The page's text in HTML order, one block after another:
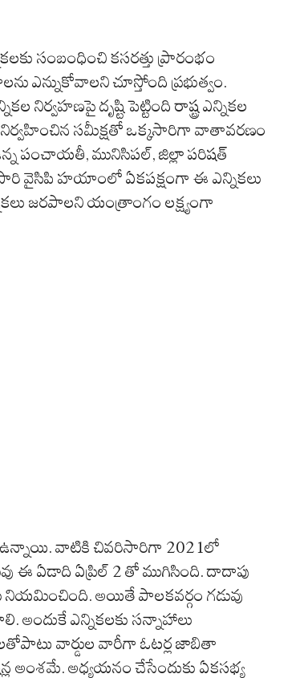
సంబంధించి కసరత్తు ప్రారంభం
ఎన్నుకోవాలని చూస్తోంది ప్రభుత్వం.
నిర్వహణపై దృష్టి పెట్టింది రాష్ట్ర ఎన్నికల
నిర్వహించిన సమీక్షతో ఒక్కసారిగా వాతావరణం
పంచాయతీ, మునిసిపల్, జిల్లా పరిషత్
వైసిపి హయాంలో ఏకపక్షంగా ఈ ఎన్నికలు
జరపాలని యంత్రాంగం లక్ష్యంగా
ఉన్నాయి. వాటికి చివరిసారిగా 2021లో
ఈ ఏడాది ఏప్రిల్ 2 తో ముగిసింది. దాదాపు
నియమించింది. అయితే పాలకవర్గం గడువు
అందుకే ఎన్నికలకు సన్నాహాలు
వార్డుల వారీగా ఓటర్ల జాబితా
అంశమే. అధ్యయనం చేసేందుకు ఏకసభ్య